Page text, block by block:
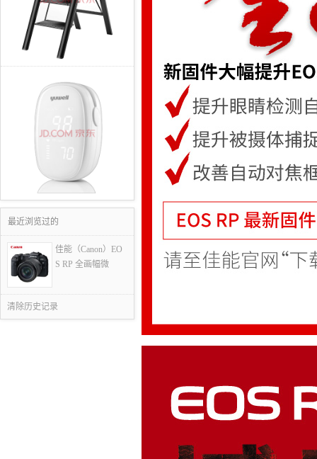
最近浏览过的
佳能（Canon）EO
S RP 全画幅微
清除历史记录